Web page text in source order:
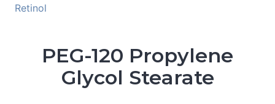
Retinol
PEG-120 Propylene
Glycol Stearate